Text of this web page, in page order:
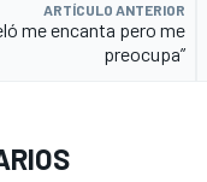
ARTÍCULO ANTERIOR
me encanta pero me
preocupa”